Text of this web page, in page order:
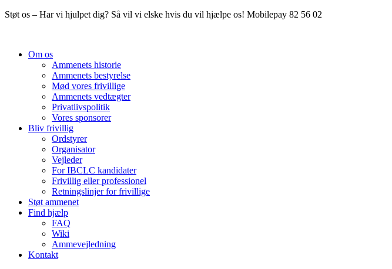
Videre
Støt os – Har vi hjulpet dig? Så vil vi elske hvis du vil hjælpe os! Mobilepay 82 56 02
Om os
Ammenets historie
Ammenets bestyrelse
Mød vores frivillige
Ammenets vedtægter
Privatlivspolitik
Vores sponsorer
Bliv frivillig
Ordstyrer
Organisator
Vejleder
For IBCLC kandidater
Frivillig eller professionel
Retningslinjer for frivillige
Støt ammenet
Find hjælp
FAQ
Wiki
Ammevejledning
Kontakt